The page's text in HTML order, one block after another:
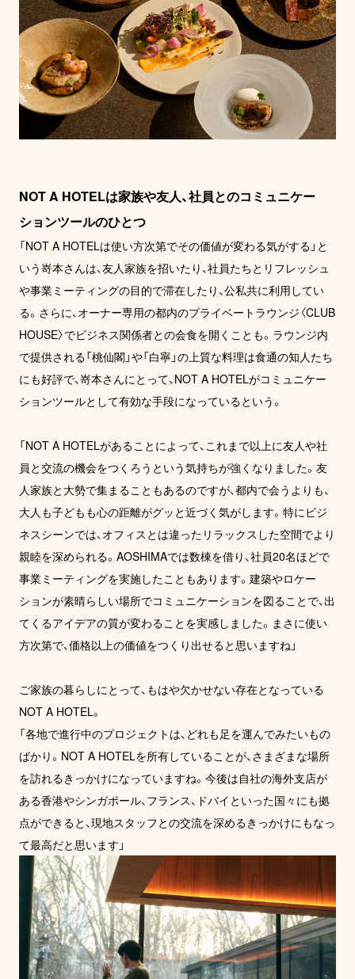
NOT A HOTELは家族や友人、社員とのコミュニケー
ションツールのひとつ
「NOT A HOTELは使い方次第でその価値が変わる気がする」と
いう嵜本さんは、友人家族を招いたり、社員たちとリフレッシュ
や事業ミーティングの目的で滞在したり、公私共に利用してい
る。さらに、オーナー専用の都内のプライベートラウンジ〈CLUB
HOUSE〉でビジネス関係者との会食を開くことも。ラウンジ内
で提供される「桃仙閣」や「白寧」の上質な料理は食通の知人たち
にも好評で、嵜本さんにとって、NOT A HOTELがコミュニケー
ションツールとして有効な手段になっているという。
「NOT A HOTELがあることによって、これまで以上に友人や社
員と交流の機会をつくろうという気持ちが強くなりました。友
人家族と大勢で集まることもあるのですが、都内で会うよりも、
大人も子どもも心の距離がグッと近づく気がします。特にビジ
ネスシーンでは、オフィスとは違ったリラックスした空間でより
親睦を深められる。AOSHIMAでは数棟を借り、社員20名ほどで
事業ミーティングを実施したこともあります。建築やロケー
ションが素晴らしい場所でコミュニケーションを図ることで、出
てくるアイデアの質が変わることを実感しました。まさに使い
方次第で、価格以上の価値をつくり出せると思いますね」
ご家族の暮らしにとって、もはや欠かせない存在となっている
NOT A HOTEL。
「各地で進行中のプロジェクトは、どれも足を運んでみたいもの
ばかり。NOT A HOTELを所有していることが、さまざまな場所
を訪れるきっかけになっていますね。今後は自社の海外支店が
ある香港やシンガポール、フランス、ドバイといった国々にも拠
点ができると、現地スタッフとの交流を深めるきっかけにもなっ
て最高だと思います」